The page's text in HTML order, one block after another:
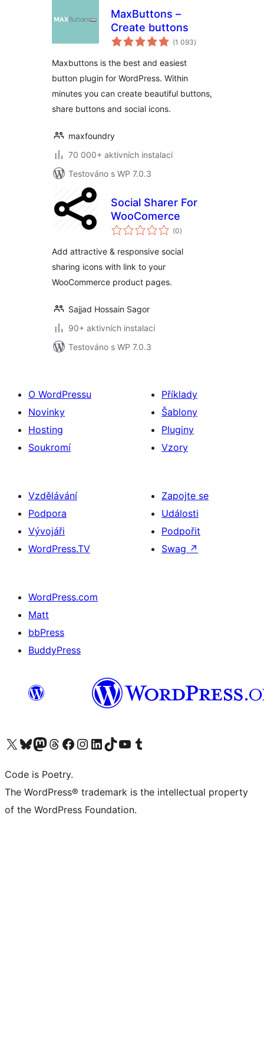
MaxButtons –
Create buttons
(1 093celkové
hodnocení
)
Maxbuttons is the best and easiest
button plugin for WordPress. Within
minutes you can create beautiful buttons,
share buttons and social icons.
maxfoundry
70 000+ aktivních instalací
Testováno s WP 7.0.3
Social Sharer For
WooComerce
(0celkové
hodnocení
)
Add attractive & responsive social
sharing icons with link to your
WooCommerce product pages.
Sajjad Hossain Sagor
90+ aktivních instalací
Testováno s WP 7.0.3
O WordPressu
Novinky
Hosting
Soukromí
Příklady
Šablony
Pluginy
Vzory
Vzdělávání
Podpora
Vývojáři
WordPress.TV
Zapojte se
Události
Podpořit
Swag ↗
WordPress.com
Matt
bbPress
BuddyPress
Navštivte náš účet na X (dříve Twitter)
Navštivte náš Bluesky účetNavštivte náš účet Mastodon
Navštivte náš Threads účetNavštivte naši stránku na Facebooku
Navštivte náš Instagram účetNavštivte náš LinkedIn účetNavštivte náš TikTok účetNavštivte náš YouTube kanálNavštivte náš Tumblr účet
Code is Poetry.
The WordPress® trademark is the intellectual property
of the WordPress Foundation.